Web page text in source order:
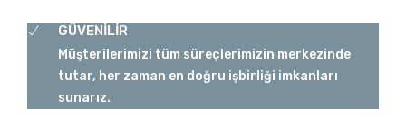
GÜVENİLİR
Müşterilerimizi tüm süreçlerimizin merkezinde
tutar, her zaman en doğru işbirliği imkanları
sunarız.